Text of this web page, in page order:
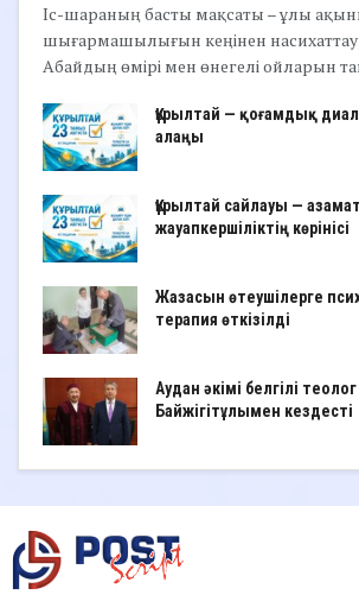
Іс-шараның басты мақсаты – ұлы
шығармашылығын кеңінен
Абайдың өмірі мен өнегелі ойларын
Құрылтай — қоғамдық
алаңы
Құрылтай сайлауы —
жауапкершіліктің көрінісі
Жазасын өтеушілерге
терапия өткізілді
Аудан әкімі белгілі
Байжігітұлымен кездесті